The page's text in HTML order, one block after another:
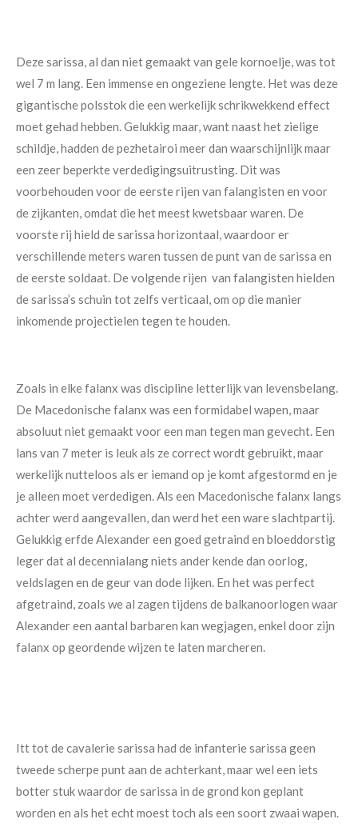
Deze sarissa, al dan niet gemaakt van gele kornoelje, was tot
wel 7 m lang. Een immense en ongeziene lengte. Het was deze
gigantische polsstok die een werkelijk schrikwekkend effect
moet gehad hebben. Gelukkig maar, want naast het zielige
schildje, hadden de pezhetairoi meer dan waarschijnlijk maar
een zeer beperkte verdedigingsuitrusting. Dit was
voorbehouden voor de eerste rijen van falangisten en voor
de zijkanten, omdat die het meest kwetsbaar waren. De
voorste rij hield de sarissa horizontaal, waardoor er
verschillende meters waren tussen de punt van de sarissa en
de eerste soldaat. De volgende rijen van falangisten hielden
de sarissa’s schuin tot zelfs verticaal, om op die manier
inkomende projectielen tegen te houden.
Zoals in elke falanx was discipline letterlijk van levensbelang.
De Macedonische falanx was een formidabel wapen, maar
absoluut niet gemaakt voor een man tegen man gevecht. Een
lans van 7 meter is leuk als ze correct wordt gebruikt, maar
werkelijk nutteloos als er iemand op je komt afgestormd en je
je alleen moet verdedigen. Als een Macedonische falanx langs
achter werd aangevallen, dan werd het een ware slachtpartij.
Gelukkig erfde Alexander een goed getraind en bloeddorstig
leger dat al decennialang niets ander kende dan oorlog,
veldslagen en de geur van dode lijken. En het was perfect
afgetraind, zoals we al zagen tijdens de balkanoorlogen waar
Alexander een aantal barbaren kan wegjagen, enkel door zijn
falanx op geordende wijzen te laten marcheren.
Itt tot de cavalerie sarissa had de infanterie sarissa geen
tweede scherpe punt aan de achterkant, maar wel een iets
botter stuk waardor de sarissa in de grond kon geplant
worden en als het echt moest toch als een soort zwaai wapen.